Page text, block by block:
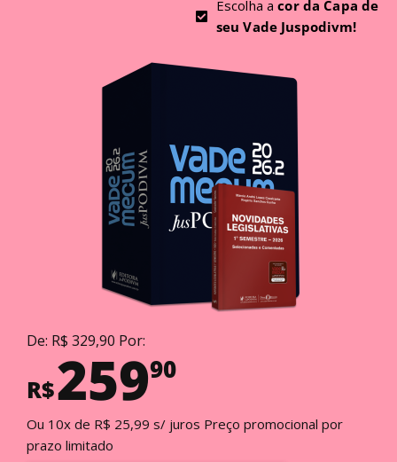
Escolha acor da Capa de
seu Vade Juspodivm!
De: R$ 329,90 Por:
R$25990
Ou 10x de R$ 25,99 s/ juros Preço promocional por
prazo limitado